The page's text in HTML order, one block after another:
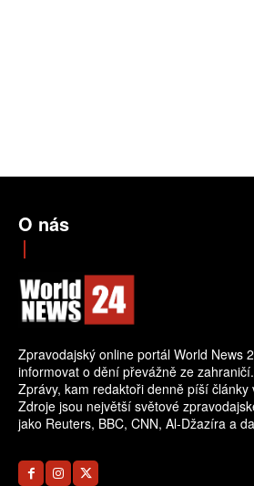
O nás
Zpravodajský online portál World News
informovat o dění převážně ze
Zprávy, kam redaktoři denně píší články
Zdroje jsou největší světové
jako Reuters, BBC, CNN, Al-Džazíra a